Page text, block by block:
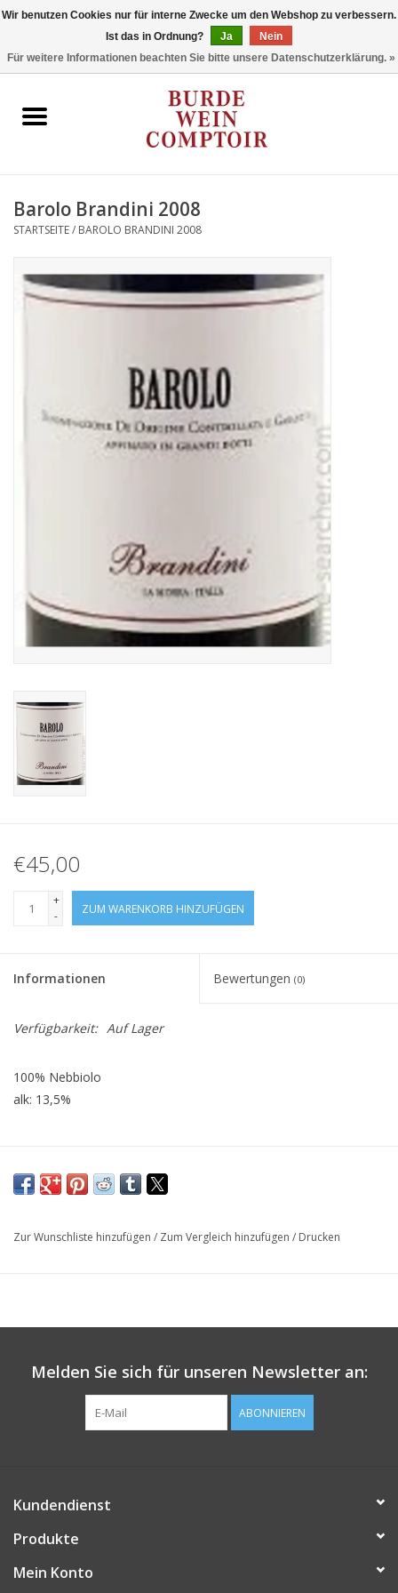
Stil
Angebote
Barolo Brandini 2008
STARTSEITE/ BAROLO BRANDINI 2008
€45,00
+
-
ZUM WARENKORB HINZUFÜGEN
Informationen Bewertungen (0)
Verfügbarkeit: Auf Lager
100% Nebbiolo
alk: 13,5%
Zur Wunschliste hinzufügen / Zum Vergleich hinzufügen / Drucken
Melden Sie sich für unseren Newsletter an:
ABONNIEREN
Kundendienst
Produkte
Mein Konto
Wir benutzen Cookies nur für interne Zwecke um den Webshop zu verbessern.
Ist das in Ordnung?
Ja
Nein
Für weitere Informationen beachten Sie bitte unsere Datenschutzerklärung. »